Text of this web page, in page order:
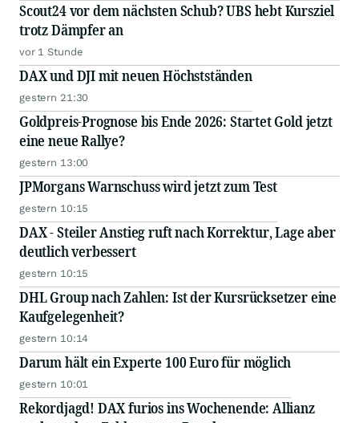
Scout24 vor dem nächsten Schub? UBS hebt Kursziel
trotz Dämpfer an
vor 1 Stunde
DAX und DJI mit neuen Höchstständen
gestern 21:30
Goldpreis-Prognose bis Ende 2026: Startet Gold jetzt
eine neue Rallye?
gestern 13:00
JPMorgans Warnschuss wird jetzt zum Test
gestern 10:15
DAX - Steiler Anstieg ruft nach Korrektur, Lage aber
deutlich verbessert
gestern 10:15
DHL Group nach Zahlen: Ist der Kursrücksetzer eine
Kaufgelegenheit?
gestern 10:14
Darum hält ein Experte 100 Euro für möglich
gestern 10:01
Rekordjagd! DAX furios ins Wochenende: Allianz